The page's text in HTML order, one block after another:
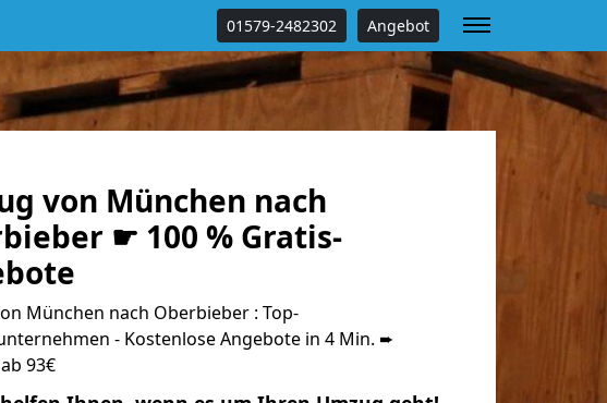
01579-2482302 Angebot
von München nach
☛ 100 % Gratis-
München nach Oberbieber : Top-
- Kostenlose Angebote in 4 Min. ➨
93€